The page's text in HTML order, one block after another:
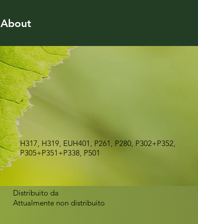
About
H317, H319, EUH401, P261, P280, P302+P352,
P305+P351+P338, P501
Distribuito da
Attualmente non distribuito